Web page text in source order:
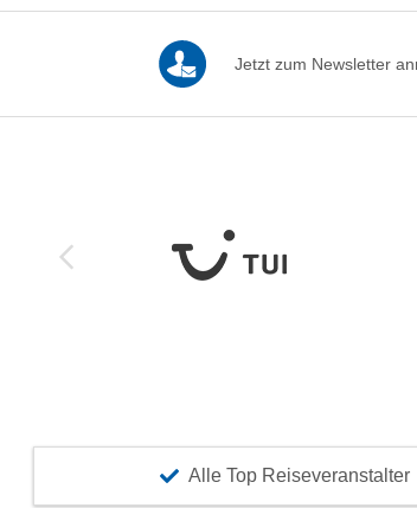
Jetzt zum Newsletter
Alle Top Reiseveranstalter